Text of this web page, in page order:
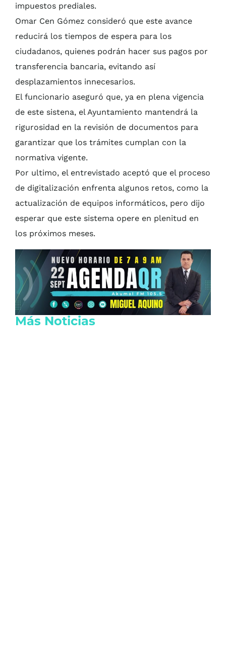
impuestos prediales.
Omar Cen Gómez consideró que este avance
reducirá los tiempos de espera para los
ciudadanos, quienes podrán hacer sus pagos por
transferencia bancaria, evitando así
desplazamientos innecesarios.
El funcionario aseguró que, ya en plena vigencia
de este sistena, el Ayuntamiento mantendrá la
rigurosidad en la revisión de documentos para
garantizar que los trámites cumplan con la
normativa vigente.
Por ultimo, el entrevistado aceptó que el proceso
de digitalización enfrenta algunos retos, como la
actualización de equipos informáticos, pero dijo
esperar que este sistema opere en plenitud en
los próximos meses.
Más Noticias